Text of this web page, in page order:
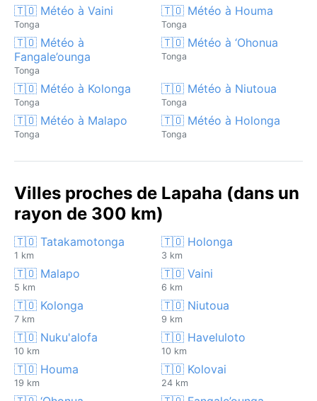
🇹🇴 Météo à Vaini
Tonga
🇹🇴 Météo à Houma
Tonga
🇹🇴 Météo à
Fangale’ounga
Tonga
🇹🇴 Météo à ‘Ohonua
Tonga
🇹🇴 Météo à Kolonga
Tonga
🇹🇴 Météo à Niutoua
Tonga
🇹🇴 Météo à Malapo
Tonga
🇹🇴 Météo à Holonga
Tonga
Villes proches de Lapaha (dans un
rayon de 300 km)
🇹🇴 Tatakamotonga
1 km
🇹🇴 Holonga
3 km
🇹🇴 Malapo
5 km
🇹🇴 Vaini
6 km
🇹🇴 Kolonga
7 km
🇹🇴 Niutoua
9 km
🇹🇴 Nuku'alofa
10 km
🇹🇴 Haveluloto
10 km
🇹🇴 Houma
19 km
🇹🇴 Kolovai
24 km